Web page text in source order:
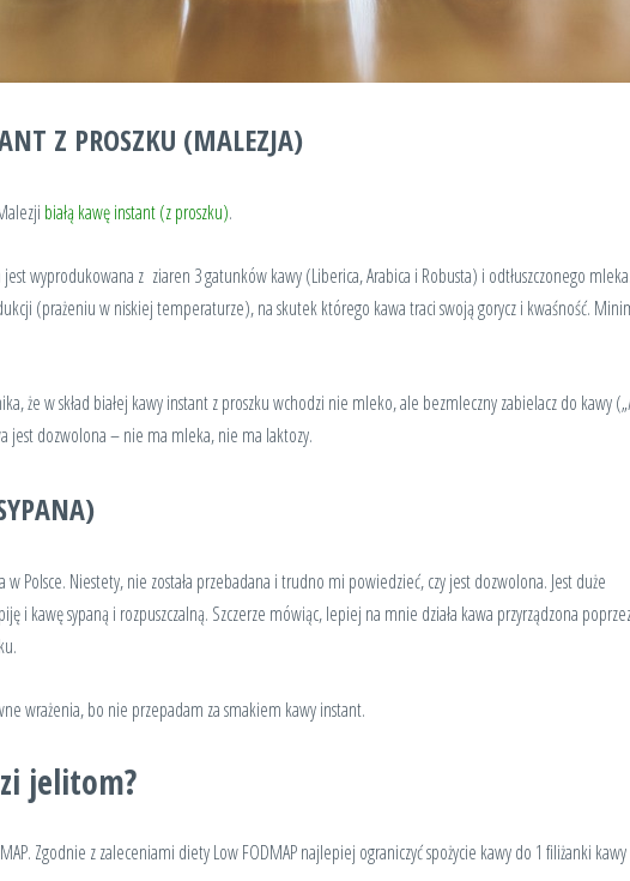
Z PROSZKU (MALEZJA)
białą kawę instant (z proszku).
jest wyprodukowana z ziaren 3 gatunków kawy (Liberica, Arabica i Robusta) i odtłuszczonego
(prażeniu w niskiej temperaturze), na skutek którego kawa traci swoją gorycz i kwaśność.
że w skład białej kawy instant z proszku wchodzi nie mleko, ale bezmleczny zabielacz do kawy („
jest dozwolona – nie ma mleka, nie ma laktozy.
Polsce. Niestety, nie została przebadana i trudno mi powiedzieć, czy jest dozwolona. Jest duże
i kawę sypaną i rozpuszczalną. Szczerze mówiąc, lepiej na mnie działa kawa przyrządzona
wrażenia, bo nie przepadam za smakiem kawy instant.
jelitom?
Zgodnie z zaleceniami diety Low FODMAP najlepiej ograniczyć spożycie kawy do 1 filiżanki